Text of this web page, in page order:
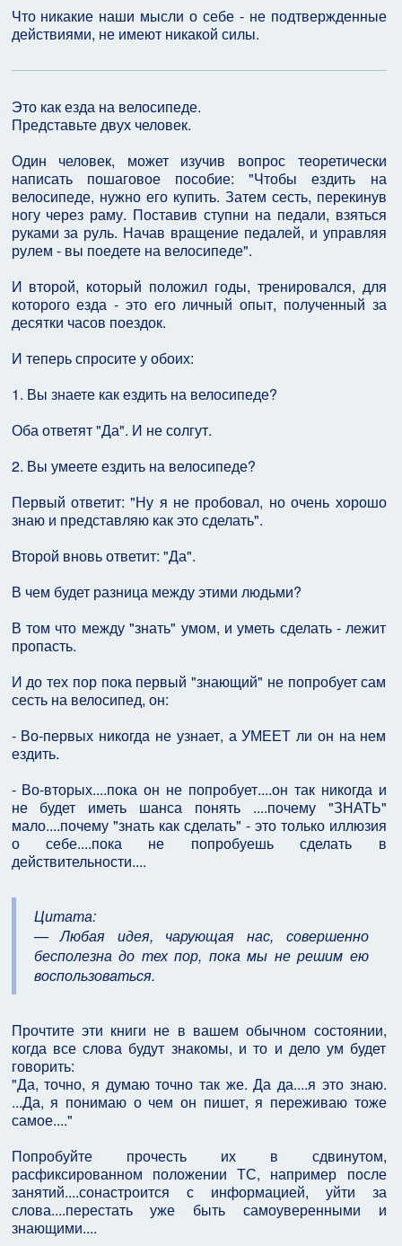
Что никакие наши мысли о себе - не подтвержденные
действиями, не имеют никакой силы.
Это как езда на велосипеде.
Представьте двух человек.
Один человек, может изучив вопрос теоретически
написать пошаговое пособие: "Чтобы ездить на
велосипеде, нужно его купить. Затем сесть, перекинув
ногу через раму. Поставив ступни на педали, взяться
руками за руль. Начав вращение педалей, и управляя
рулем - вы поедете на велосипеде".
И второй, который положил годы, тренировался, для
которого езда - это его личный опыт, полученный за
десятки часов поездок.
И теперь спросите у обоих:
1. Вы знаете как ездить на велосипеде?
Оба ответят "Да". И не солгут.
2. Вы умеете ездить на велосипеде?
Первый ответит: "Ну я не пробовал, но очень хорошо
знаю и представляю как это сделать".
Второй вновь ответит: "Да".
В чем будет разница между этими людьми?
В том что между "знать" умом, и уметь сделать - лежит
пропасть.
И до тех пор пока первый "знающий" не попробует сам
сесть на велосипед, он:
- Во-первых никогда не узнает, а УМЕЕТ ли он на нем
ездить.
- Во-вторых....пока он не попробует....он так никогда и
не будет иметь шанса понять ....почему "ЗНАТЬ"
мало....почему "знать как сделать" - это только иллюзия
о себе....пока не попробуешь сделать в
действительности....
Цитата:
— Любая идея, чарующая нас, совершенно
бесполезна до тех пор, пока мы не решим ею
воспользоваться.
Прочтите эти книги не в вашем обычном состоянии,
когда все слова будут знакомы, и то и дело ум будет
говорить:
"Да, точно, я думаю точно так же. Да да....я это знаю.
...Да, я понимаю о чем он пишет, я переживаю тоже
самое...."
Попробуйте прочесть их в сдвинутом,
расфиксированном положении ТС, например после
занятий....сонастроится с информацией, уйти за
слова....перестать уже быть самоуверенными и
знающими....